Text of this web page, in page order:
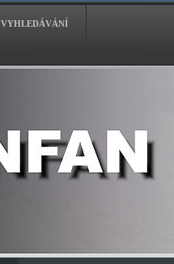
VYHLEDÁVÁNÍ